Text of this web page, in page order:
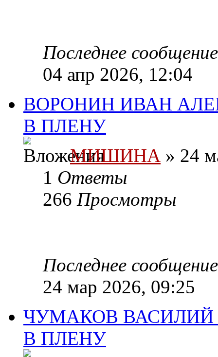
Последнее
04 апр 2026, 12:04
ВОРОНИН ИВАН
В ПЛЕНУ
МИШИНА » 24
1 Ответы
266 Просмотры
Последнее
24 мар 2026, 09:25
ЧУМАКОВ ВАСИЛИЙ
В ПЛЕНУ